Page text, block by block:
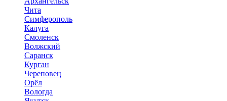
Чита
Симферополь
Калуга
Смоленск
Волжский
Саранск
Курган
Череповец
Орёл
Вологда